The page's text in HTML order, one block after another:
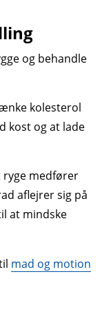
og behandle
kolesterol
kost og at lade
ryge medfører
aflejrer sig på
at mindske
mad og motion